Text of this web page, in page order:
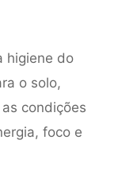
higiene do
o solo,
condições
foco e